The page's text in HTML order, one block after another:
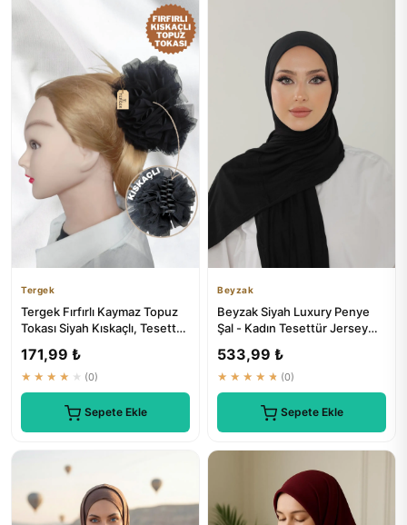
Tergek
Tergek Fırfırlı Kaymaz Topuz
Tokası Siyah Kıskaçlı, Tesettür
171,99 ₺
★★★★★ (0)
Sepete Ekle
Beyzak
Beyzak Siyah Luxury Penye
Şal - Kadın Tesettür Jersey
533,99 ₺
★★★★★ (0)
Sepete Ekle